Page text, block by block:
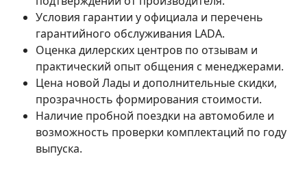
Условия гарантии у официала и перечень
гарантийного обслуживания LADA.
Оценка дилерских центров по отзывам и
практический опыт общения с менеджерами.
Цена новой Лады и дополнительные скидки,
прозрачность формирования стоимости.
Наличие пробной поездки на автомобиле и
возможность проверки комплектаций по году
выпуска.